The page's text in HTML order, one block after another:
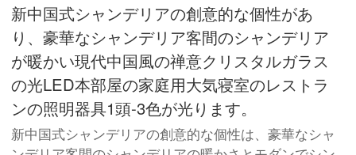
新中国式シャンデリアの創意的な個性があ
り、豪華なシャンデリア客間のシャンデリア
が暖かい現代中国風の禅意クリスタルガラス
の光LED本部屋の家庭用大気寝室のレストラ
ンの照明器具1頭-3色が光ります。
新中国式シャンデリアの創意的な個性は、豪華なシャ